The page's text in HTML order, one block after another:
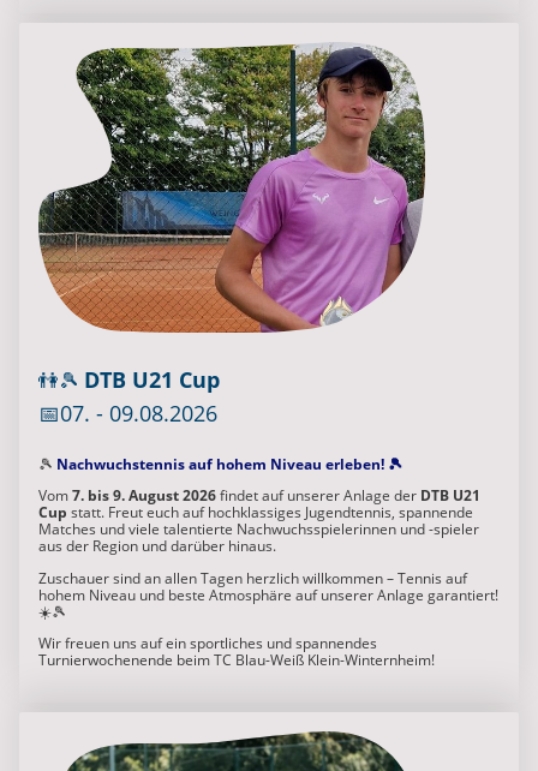
👫🎾 DTB U21 Cup
📅07. - 09.08.2026
🎾 Nachwuchstennis auf hohem Niveau erleben! 🎾
Vom7. bis 9. August 2026findet auf unserer Anlage der DTB U21
Cup statt. Freut euch auf hochklassiges Jugendtennis, spannende
Matches und viele talentierte Nachwuchsspielerinnen und -spieler
aus der Region und darüber hinaus.
Zuschauer sind an allen Tagen herzlich willkommen – Tennis auf
hohem Niveau und beste Atmosphäre auf unserer Anlage garantiert!
☀️🎾
Wir freuen uns auf ein sportliches und spannendes
Turnierwochenende beim TC Blau-Weiß Klein-Winternheim!